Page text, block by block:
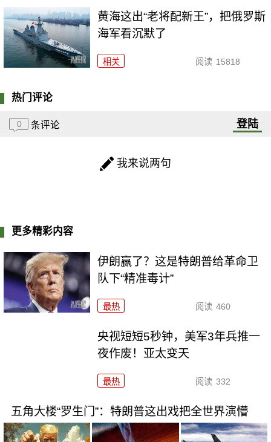
黄海这出“老将配新王”，把俄罗斯
海军看沉默了
相关 阅读 15818
热门评论
0 条评论 登陆
我来说两句
更多精彩内容
伊朗赢了？这是特朗普给革命卫
队下“精准毒计”
最热 阅读 460
央视短短5秒钟，美军3年兵推一
夜作废！亚太变天
最热 阅读 332
五角大楼“罗生门”：特朗普这出戏把全世界演懵